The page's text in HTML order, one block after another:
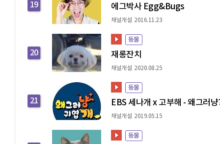
19 에그박사 Egg&Bugs
채널개설 2016.11.23
20
동물
재롱잔치
채널개설 2020.08.25
21
동물
EBS 세나개 x 고부해 - 왜그러
채널개설 2019.05.15
동물